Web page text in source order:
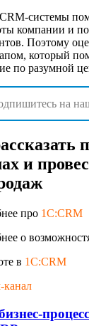
системы
компании и
Поэтому
который
по разумной
на
и
про 1C:CRM
о
в 1C:CRM
канал